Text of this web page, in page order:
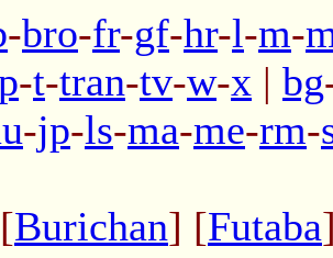
-bro-fr-gf-hr-l-m-
-t-tran-tv-w-x | bg
-jp-ls-ma-me-rm-
[Burichan] [Futaba